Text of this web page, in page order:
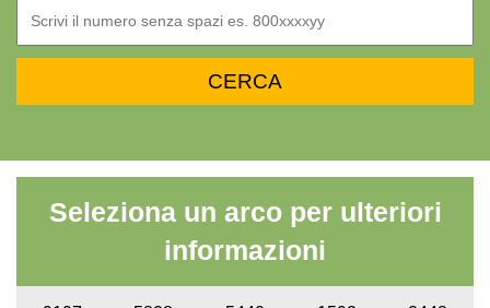
Seleziona un arco per ulteriori
informazioni